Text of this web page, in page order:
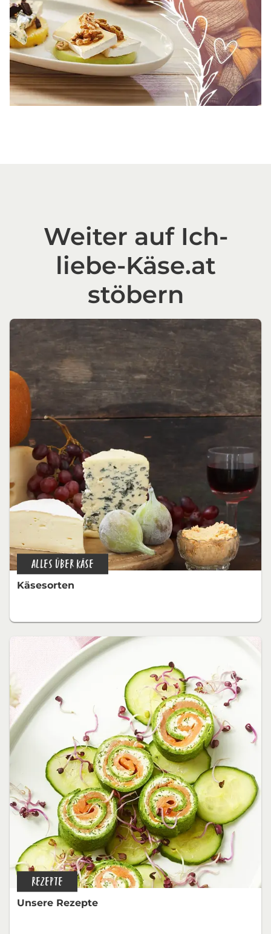
Weiter auf Ich-
liebe-Käse.at
stöbern
ALLES ÜBER KÄSE
Käsesorten
REZEPTE
Unsere Rezepte